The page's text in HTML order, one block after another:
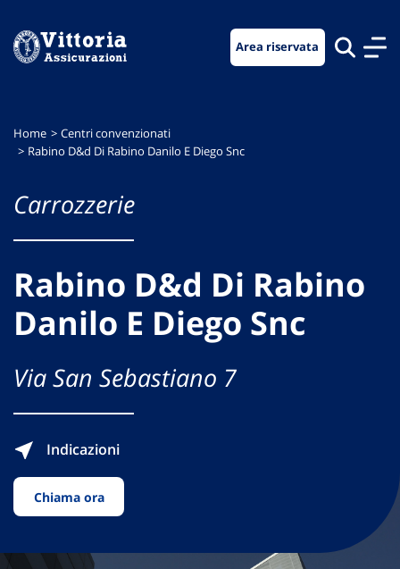
menu
contenuto
footer
Area riservata
Home
Centri convenzionati
Rabino D&d Di Rabino Danilo E Diego Snc
Carrozzerie
Rabino D&d Di Rabino
Danilo E Diego Snc
Via San Sebastiano 7
Indicazioni
Chiama ora